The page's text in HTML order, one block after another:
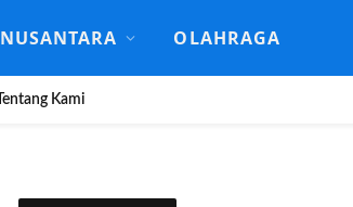
NUSANTARA OLAHRAGA
Tentang Kami